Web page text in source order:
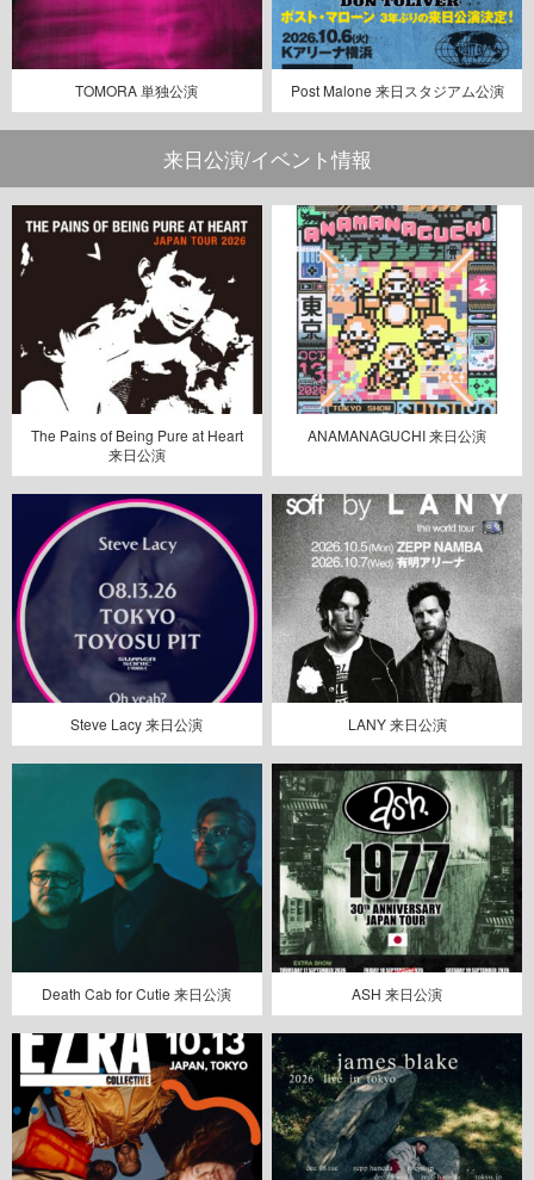
TOMORA 単独公演 Post Malone 来日スタジアム公演
来日公演/イベント情報
The Pains of Being Pure at Heart
来日公演
ANAMANAGUCHI 来日公演
Steve Lacy 来日公演 LANY 来日公演
Death Cab for Cutie 来日公演 ASH 来日公演